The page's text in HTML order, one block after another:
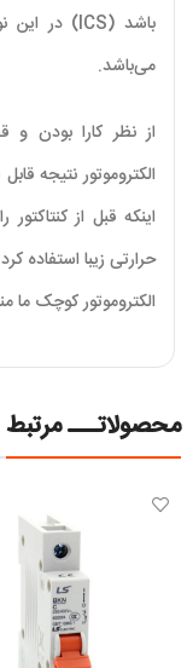
می‌باشد.
از نظر کارا بودن و
الکتروموتور نتیجه
اینکه قبل از کنتاکتور
حرارتی زیبا استفاده
الکتروموتور کوچک
محصولاتـــ مرتبط